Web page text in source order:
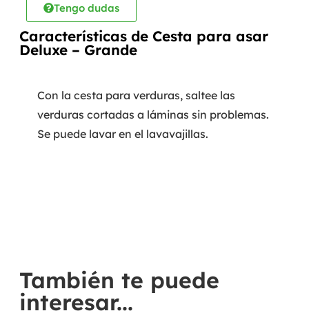
Tengo dudas
Características de Cesta para asar
Deluxe – Grande
Con la cesta para verduras, saltee las
verduras cortadas a láminas sin problemas.
Se puede lavar en el lavavajillas.
También te puede
interesar...